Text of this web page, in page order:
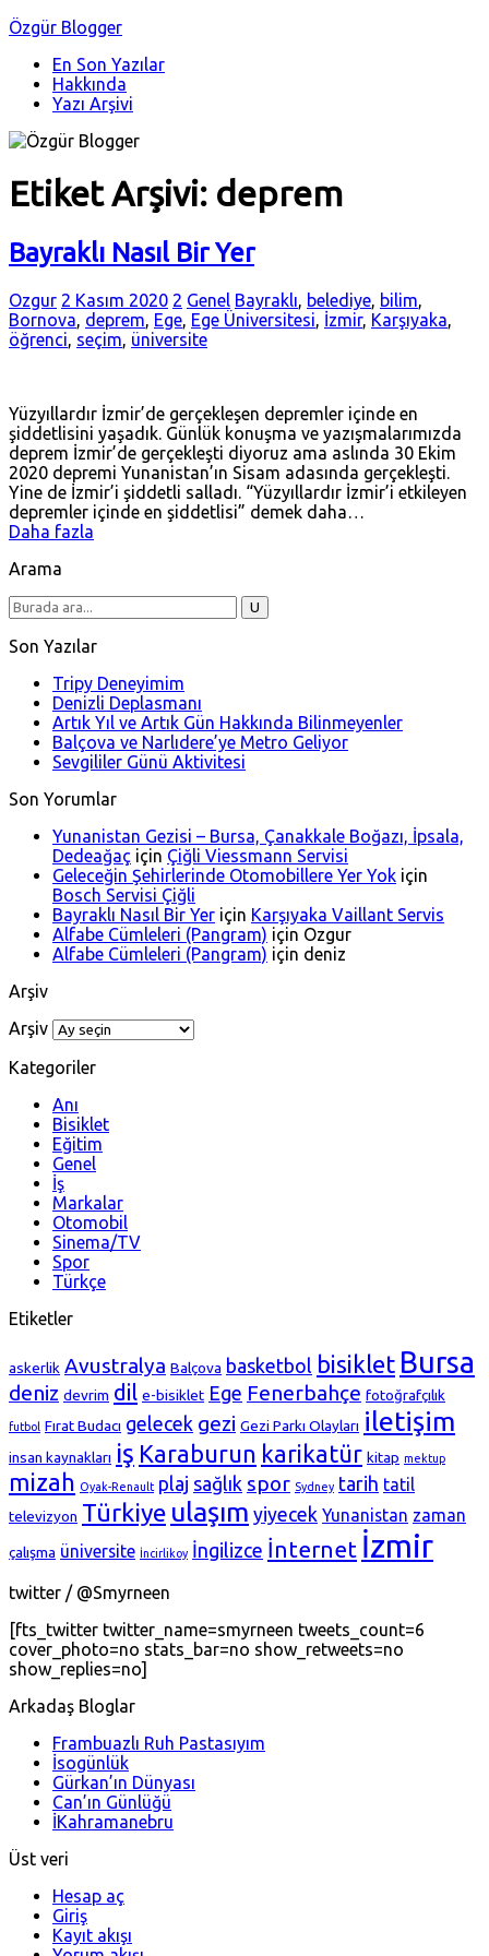
Özgür Blogger
En Son Yazılar
Hakkında
Yazı Arşivi
Etiket Arşivi: deprem
Bayraklı Nasıl Bir Yer
Ozgur 2 Kasım 2020 2 Genel Bayraklı, belediye, bilim,
Bornova, deprem, Ege, Ege Üniversitesi, İzmir, Karşıyaka,
öğrenci, seçim, üniversite
Yüzyıllardır İzmir’de gerçekleşen depremler içinde en
şiddetlisini yaşadık. Günlük konuşma ve yazışmalarımızda
deprem İzmir’de gerçekleşti diyoruz ama aslında 30 Ekim
2020 depremi Yunanistan’ın Sisam adasında gerçekleşti.
Yine de İzmir’i şiddetli salladı. “Yüzyıllardır İzmir’i etkileyen
depremler içinde en şiddetlisi” demek daha…
Daha fazla
Arama
Son Yazılar
Tripy Deneyimim
Denizli Deplasmanı
Artık Yıl ve Artık Gün Hakkında Bilinmeyenler
Balçova ve Narlıdere’ye Metro Geliyor
Sevgililer Günü Aktivitesi
Son Yorumlar
Yunanistan Gezisi – Bursa, Çanakkale Boğazı, İpsala,
Dedeağaç için Çiğli Viessmann Servisi
Geleceğin Şehirlerinde Otomobillere Yer Yok için
Bosch Servisi Çiğli
Bayraklı Nasıl Bir Yer için Karşıyaka Vaillant Servis
Alfabe Cümleleri (Pangram) için Ozgur
Alfabe Cümleleri (Pangram) için deniz
Arşiv
Arşiv
Kategoriler
Anı
Bisiklet
Eğitim
Genel
İş
Markalar
Otomobil
Sinema/TV
Spor
Türkçe
Etiketler
askerlik Avustralya Balçova basketbol bisiklet Bursa
deniz devrim dil e-bisiklet Ege Fenerbahçe fotoğrafçılık
futbol Fırat Budacı gelecek gezi Gezi Parkı Olayları iletişim
insan kaynakları iş Karaburun karikatür kitap mektup
mizah Oyak-Renault plaj sağlık spor Sydney tarih tatil
televizyon Türkiye ulaşım yiyecek Yunanistan zaman
çalışma üniversite İncirlikoy İngilizce İnternet İzmir
twitter / @Smyrneen
[fts_twitter twitter_name=smyrneen tweets_count=6
cover_photo=no stats_bar=no show_retweets=no
show_replies=no]
Arkadaş Bloglar
Frambuazlı Ruh Pastasıyım
İsogünlük
Gürkan’ın Dünyası
Can’ın Günlüğü
İKahramanebru
Üst veri
Hesap aç
Giriş
Kayıt akışı